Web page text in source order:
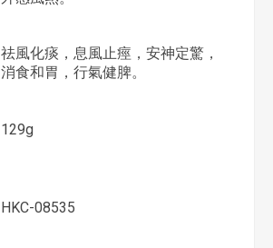
祛風化痰，息風止痙，安神定驚，
消食和胃，行氣健脾。
129g
HKC-08535